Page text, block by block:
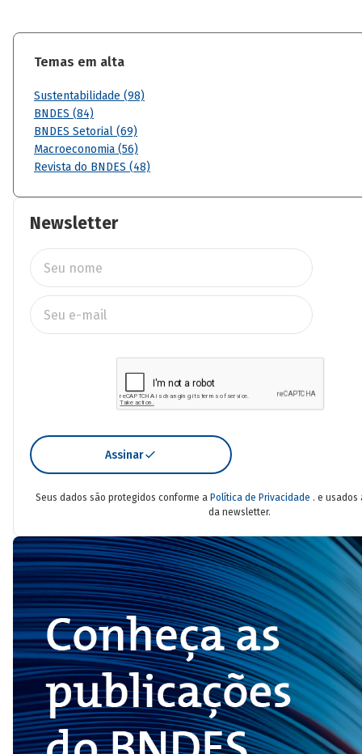
Temas em alta
Sustentabilidade (98)
BNDES (84)
BNDES Setorial (69)
Macroeconomia (56)
Revista do BNDES (48)
Newsletter
Assinar
Seus dados são protegidos conforme a Política de Privacidade . e usados
da newsletter.